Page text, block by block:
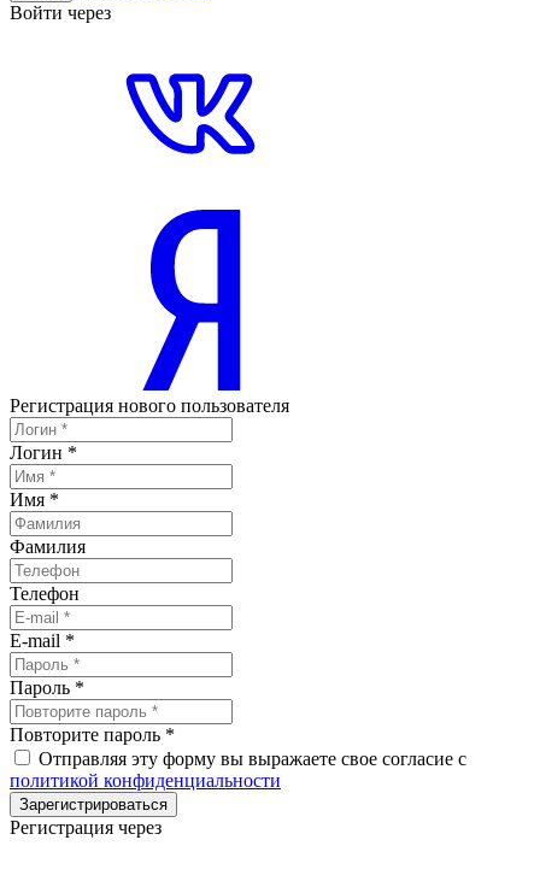
Войти через
Регистрация нового пользователя
Логин *
Имя *
Фамилия
Телефон
E-mail *
Пароль *
Повторите пароль *
Отправляя эту форму вы выражаете свое согласие с
политикой конфиденциальности
Зарегистрироваться
Регистрация через